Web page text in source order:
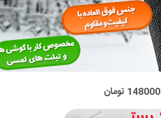
148000 تومان